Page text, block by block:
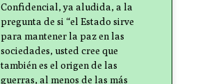
Confidencial, ya aludida, a la
pregunta de si “el Estado sirve
para mantener la paz en las
sociedades, usted cree que
también es el origen de las
guerras, al menos de las más